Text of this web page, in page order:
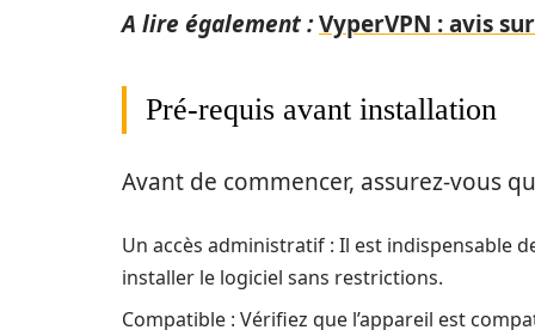
A lire également :VyperVPN : avis
Pré-requis avant installation
Avant de commencer, assurez-vous
Un accès administratif : Il est indispensable
installer le logiciel sans restrictions.
Compatible : Vérifiez que l’appareil est